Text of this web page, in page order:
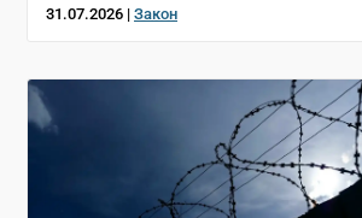
31.07.2026 | Закон